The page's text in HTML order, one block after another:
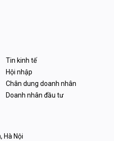
Tin kinh tế
Hội nhập
Chân dung doanh nhân
Doanh nhân đầu tư
Hà Nội